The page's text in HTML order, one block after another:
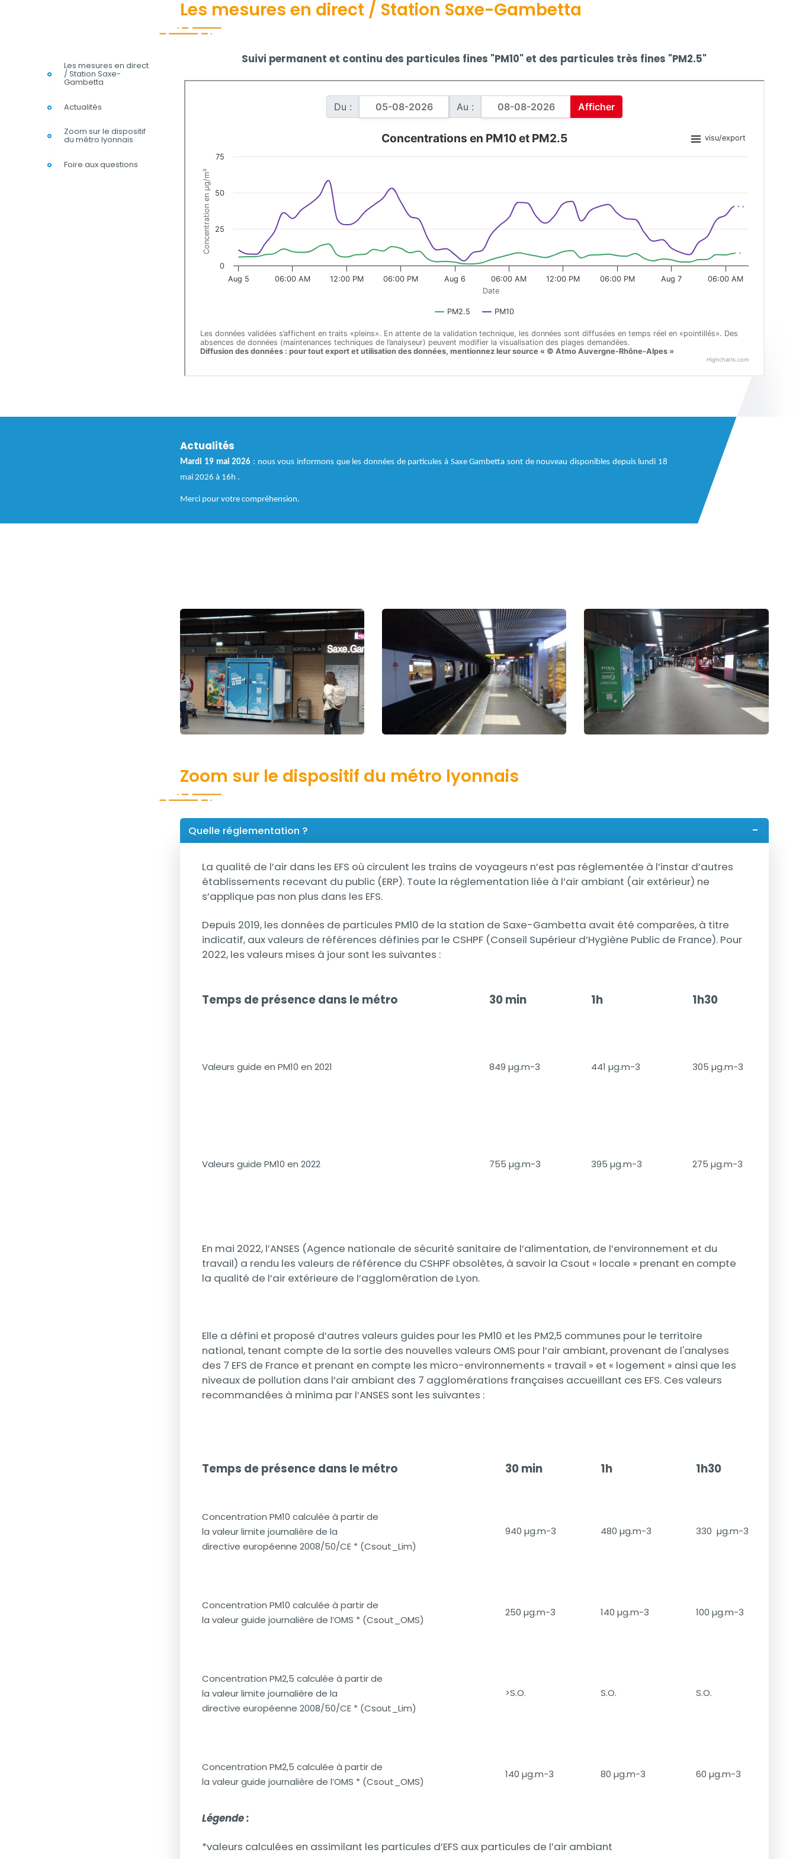
Les mesures en direct
/ Station Saxe-
Gambetta
Actualités
Zoom sur le dispositif
du métro lyonnais
Foire aux questions
Les mesures en direct / Station Saxe-Gambetta
Suivi permanent et continu des particules fines "PM10" et des particules très fines "PM2.5"
Titre
Actualités
Texte
Mardi 19 mai 2026 : nous vous informons que les données de particules à Saxe Gambetta sont de nouveau disponibles depuis lundi 18
mai 2026 à 16h .
Merci pour votre compréhension.
Visuels
Titre
Zoom sur le dispositif du métro lyonnais
Quelle réglementation ?
La qualité de l’air dans les EFS où circulent les trains de voyageurs n’est pas réglementée à l’instar d’autres
établissements recevant du public (ERP). Toute la réglementation liée à l’air ambiant (air extérieur) ne
s’applique pas non plus dans les EFS.
Depuis 2019, les données de particules PM10 de la station de Saxe-Gambetta avait été comparées, à titre
indicatif, aux valeurs de références définies par le CSHPF (Conseil Supérieur d’Hygiène Public de France). Pour
2022, les valeurs mises à jour sont les suivantes :
Temps de présence dans le métro 30 min 1h 1h30
Valeurs guide en PM10 en 2021 849 µg.m-3 441 µg.m-3 305 µg.m-3
Valeurs guide PM10 en 2022 755 µg.m-3 395 µg.m-3 275 µg.m-3
En mai 2022, l’ANSES (Agence nationale de sécurité sanitaire de l’alimentation, de l’environnement et du
travail) a rendu les valeurs de référence du CSHPF obsolètes, à savoir la Csout « locale » prenant en compte
la qualité de l’air extérieure de l’agglomération de Lyon.
Elle a défini et proposé d’autres valeurs guides pour les PM10 et les PM2,5 communes pour le territoire
national, tenant compte de la sortie des nouvelles valeurs OMS pour l’air ambiant, provenant de l'analyses
des 7 EFS de France et prenant en compte les micro-environnements « travail » et « logement » ainsi que les
niveaux de pollution dans l’air ambiant des 7 agglomérations françaises accueillant ces EFS. Ces valeurs
recommandées à minima par l’ANSES sont les suivantes :
Temps de présence dans le métro 30 min 1h 1h30
Concentration PM10 calculée à partir de
la valeur limite journalière de la
directive européenne 2008/50/CE * (Csout_Lim)
940 µg.m-3 480 µg.m-3 330 µg.m-3
Concentration PM10 calculée à partir de
la valeur guide journalière de l’OMS * (Csout_OMS)
250 µg.m-3 140 µg.m-3 100 µg.m-3
Concentration PM2,5 calculée à partir de
la valeur limite journalière de la
directive européenne 2008/50/CE * (Csout_Lim)
>S.O. S.O. S.O.
Concentration PM2,5 calculée à partir de
la valeur guide journalière de l’OMS * (Csout_OMS)
140 µg.m-3 80 µg.m-3 60 µg.m-3
Légende :
*valeurs calculées en assimilant les particules d’EFS aux particules de l’air ambiant